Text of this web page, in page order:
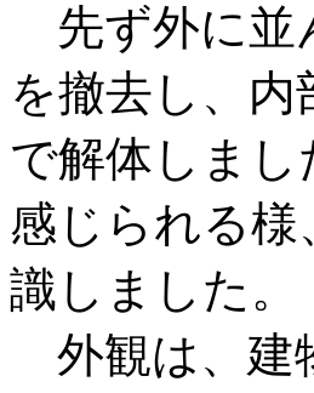
先ず外に並
を撤去し、
で解体しま
感じられる
識しました。
外観は、建